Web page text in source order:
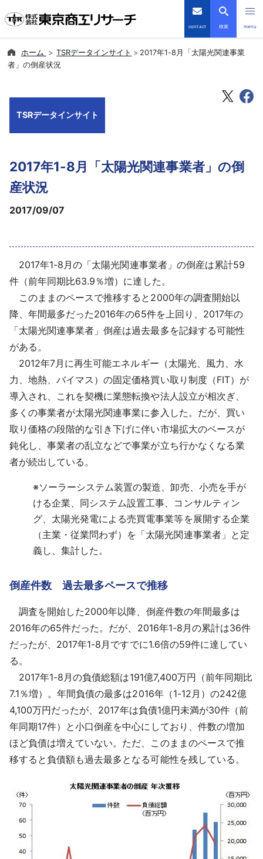
contact 検索 menu
導入事例
採用情報
よくあるご質問
English
ホーム TSRデータインサイト
2017年1-8月「太陽光関連事業
者」の倒産状況
TSRデータインサイト
2017年1-8月「太陽光関連事業者」の倒
産状況
2017/09/07
2017年1-8月の「太陽光関連事業者」の倒産は累計59
件（前年同期比63.9％増）に達した。
このままのペースで推移すると2000年の調査開始以
降、年間最多だった2016年の65件を上回り、2017年の
「太陽光関連事業者」倒産は過去最多を記録する可能性
がある。
2012年7月に再生可能エネルギー（太陽光、風力、水
力、地熱、バイマス）の固定価格買い取り制度（FIT）が
導入され、これを契機に業態転換や法人設立が相次ぎ、
多くの事業者が太陽光関連事業に参入した。だが、買い
取り価格の段階的な引き下げに伴い市場拡大のペースが
鈍化し、事業者の乱立などで事業が立ち行かなくなる業
者が続出している。
※ソーラーシステム装置の製造、卸売、小売を手が
ける企業、同システム設置工事、コンサルティン
グ、太陽光発電による売買電事業等を展開する企業
（主業・従業問わず）を「太陽光関連事業者」と定
義し、集計した。
倒産件数 過去最多ペースで推移
調査を開始した2000年以降、倒産件数の年間最多は
2016年の65件だった。だが、2016年1-8月の累計は36件
だったが、2017年1-8月ですでに1.6倍の59件に達してい
る。
2017年1-8月の負債総額は191億7,400万円（前年同期比
7.1％増）。年間負債の最多は2016年（1-12月）の242億
4,100万円だったが、2017年は負債1億円未満が30件（前
年同期17件）と小口倒産を中心にしており、件数の増加
ほど負債は増えていない。ただ、このままのペースで推
移すると負債額も過去最多となる可能性を残している。